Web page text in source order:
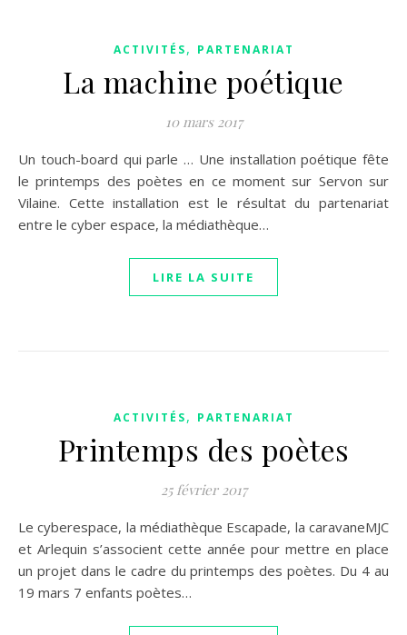
ACTIVITÉS, PARTENARIAT
La machine poétique
10 mars 2017
Un touch-board qui parle … Une installation poétique fête
le printemps des poètes en ce moment sur Servon sur
Vilaine. Cette installation est le résultat du partenariat
entre le cyber espace, la médiathèque…
LIRE LA SUITE
ACTIVITÉS, PARTENARIAT
Printemps des poètes
25 février 2017
Le cyberespace, la médiathèque Escapade, la caravaneMJC
et Arlequin s’associent cette année pour mettre en place
un projet dans le cadre du printemps des poètes. Du 4 au
19 mars 7 enfants poètes…